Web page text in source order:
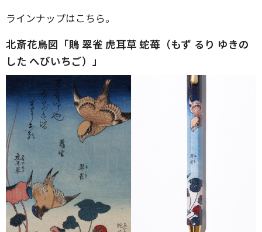
ラインナップはこちら。
北斎花鳥図「鵙 翠雀 虎耳草 蛇苺（もず るり ゆきの
した へびいちご）」